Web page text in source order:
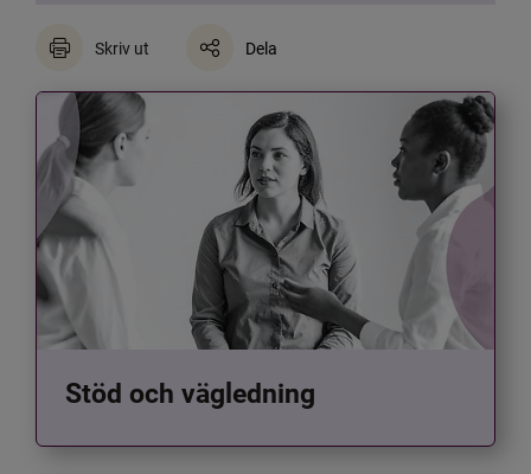
Skriv ut Dela
Stöd och vägledning